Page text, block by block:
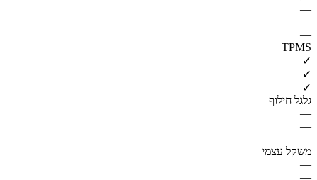
—
—
—
TPMS
✓
✓
✓
גלגל חילוף
—
—
—
משקל עצמי
—
—